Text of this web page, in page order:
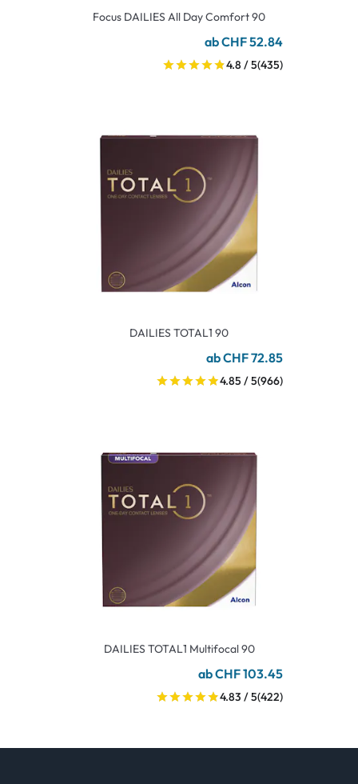
Focus DAILIES All Day Comfort 90
ab CHF 52.84
4.8 / 5(435)
DAILIES TOTAL1 90
ab CHF 72.85
4.85 / 5(966)
DAILIES TOTAL1 Multifocal 90
ab CHF 103.45
4.83 / 5(422)